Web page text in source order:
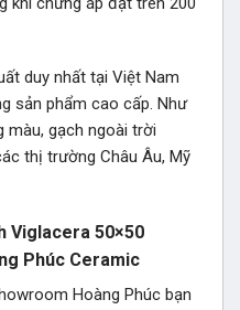
duy nhất tại Việt Nam
sản phẩm cao cấp. Như
màu, gạch ngoài trời
thị trường Châu Âu, Mỹ
Viglacera 50×50
Phúc Ceramic
Hoàng Phúc bạn